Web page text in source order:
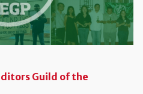
Guild of the